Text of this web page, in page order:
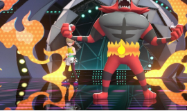
VGC
2026
Reg
M-
A:
sets,